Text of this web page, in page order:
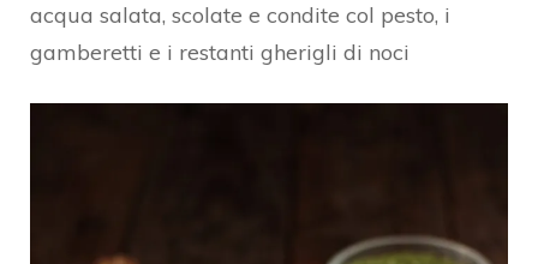
acqua salata, scolate e condite col pesto, i
gamberetti e i restanti gherigli di noci